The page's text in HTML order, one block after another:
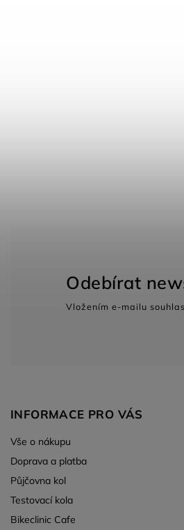
INFORMACE PRO VÁS
Vše o nákupu
Doprava a platba
Půjčovna kol
Testovací kola
Bikeclinic Cafe
Odebírat
Vložením e-mailu